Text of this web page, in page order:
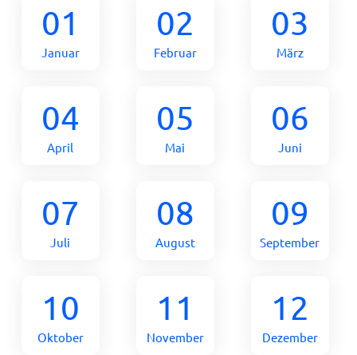
01
Januar
02
Februar
03
März
04
April
05
Mai
06
Juni
07
Juli
08
August
09
September
10
Oktober
11
November
12
Dezember